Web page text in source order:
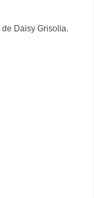
de Daisy Grisolia.